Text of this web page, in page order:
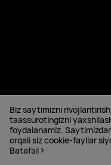
Biz saytimizni
taassurotingizni
foydalanamiz.
orqali siz cookie-fayllar
Batafsil